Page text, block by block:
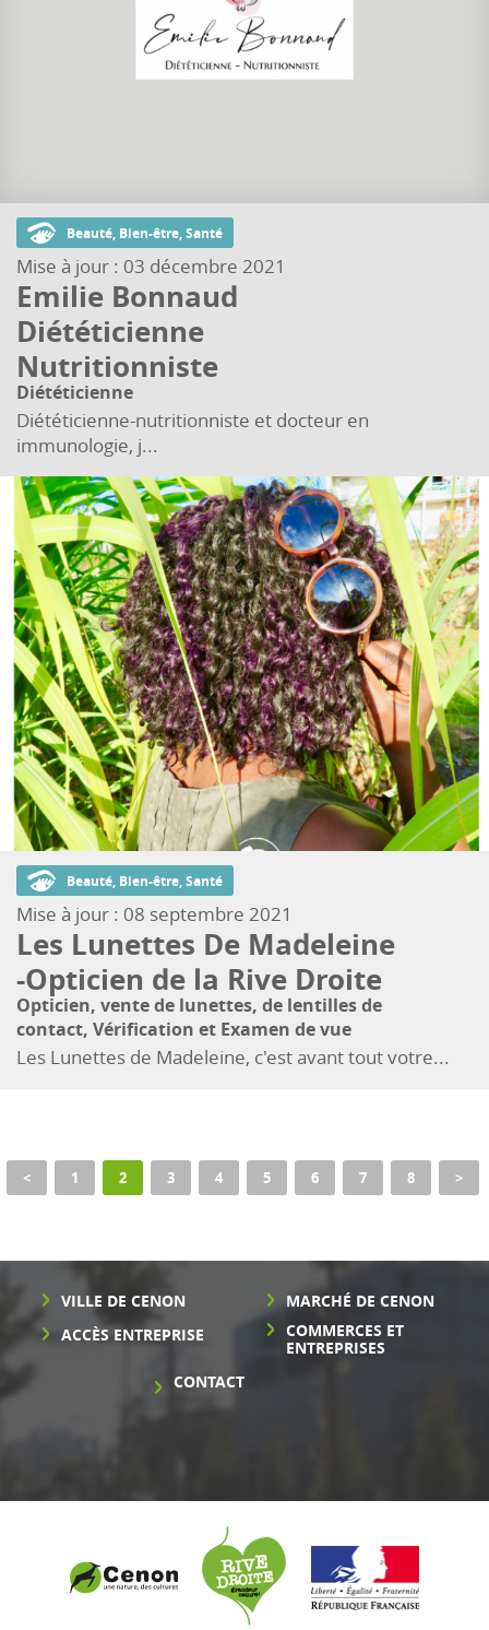
Beauté, Bien-être, Santé
Mise à jour : 03 décembre 2021
Emilie Bonnaud
Diététicienne
Nutritionniste
Diététicienne
Diététicienne-nutritionniste et docteur en
immunologie, j...
Beauté, Bien-être, Santé
Mise à jour : 08 septembre 2021
Les Lunettes De Madeleine
-Opticien de la Rive Droite
Opticien, vente de lunettes, de lentilles de
contact, Vérification et Examen de vue
Les Lunettes de Madeleine, c'est avant tout votre...
< 1 2 3 4 5 6 7 8 >
VILLE DE CENON
MARCHÉ DE CENON
ACCÈS ENTREPRISE
COMMERCES ET
ENTREPRISES
CONTACT